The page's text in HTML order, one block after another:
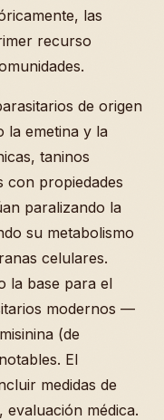
las
recurso
de origen
la emetina y la
taninos
con propiedades
paralizando la
su metabolismo
celulares.
la base para el
modernos —
(de
El
medidas de
evaluación médica.